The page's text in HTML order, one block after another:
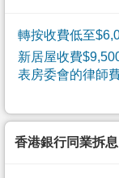
轉按收費低至
新居屋收費
表房委會的律師
香港銀行同業拆息